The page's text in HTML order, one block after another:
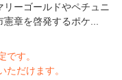
ーゴールドやペチュニ
章を啓発するポケ...
です。
ただけます。